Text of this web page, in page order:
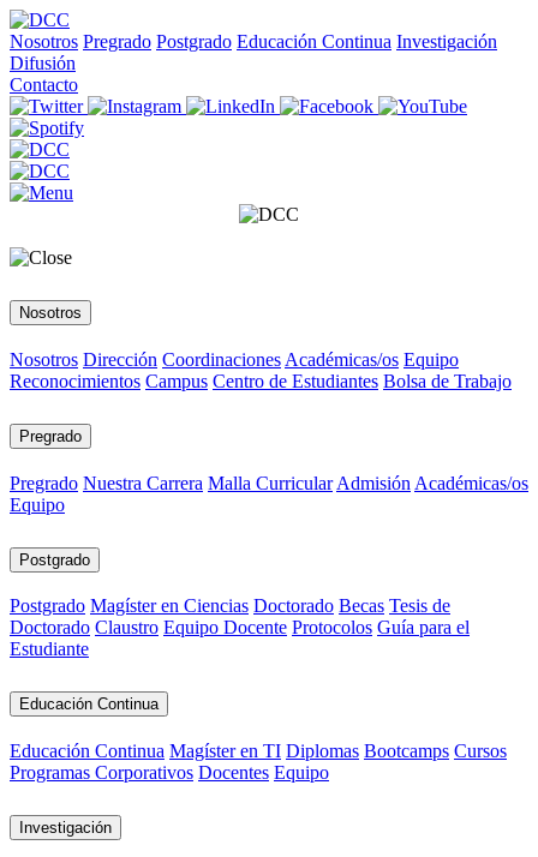
Nosotros Pregrado Postgrado Educación Continua Investigación
Difusión
Contacto
Nosotros
Nosotros Dirección Coordinaciones Académicas/os Equipo
Reconocimientos Campus Centro de Estudiantes Bolsa de Trabajo
Pregrado
Pregrado Nuestra Carrera Malla Curricular Admisión Académicas/os
Equipo
Postgrado
Postgrado Magíster en Ciencias Doctorado Becas Tesis de
Doctorado Claustro Equipo Docente Protocolos Guía para el
Estudiante
Educación Continua
Educación Continua Magíster en TI Diplomas Bootcamps Cursos
Programas Corporativos Docentes Equipo
Investigación